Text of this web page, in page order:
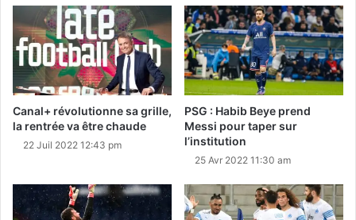
Canal+ révolutionne sa grille,
la rentrée va être chaude
22 Juil 2022 12:43 pm
PSG : Habib Beye prend
Messi pour taper sur
l’institution
25 Avr 2022 11:30 am